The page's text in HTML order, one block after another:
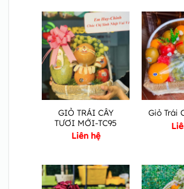
GIỎ TRÁI CÂY
TƯƠI MỚI-TC95
Liên hệ
Giỏ Trái